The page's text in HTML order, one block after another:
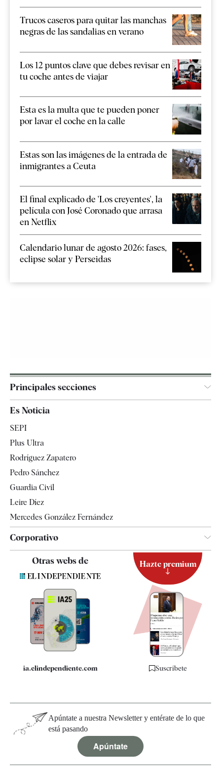
Trucos caseros para quitar las manchas
negras de las sandalias en verano
Los 12 puntos clave que debes revisar en
tu coche antes de viajar
Esta es la multa que te pueden poner
por lavar el coche en la calle
Estas son las imágenes de la entrada de
inmigrantes a Ceuta
El final explicado de 'Los creyentes', la
película con José Coronado que arrasa
en Netflix
Calendario lunar de agosto 2026: fases,
eclipse solar y Perseidas
Principales secciones
Televisión
Es Noticia
SEPI
Plus Ultra
Rodríguez Zapatero
Pedro Sánchez
Guardia Civil
Leire Díez
Mercedes González Fernández
Corporativo
Quiénes somos
Especificaciones
Otras webs de
ia.elindependiente.com
Hazte premium
Suscríbete
Apúntate a nuestra Newsletter y entérate de lo que
está pasando
Apúntate